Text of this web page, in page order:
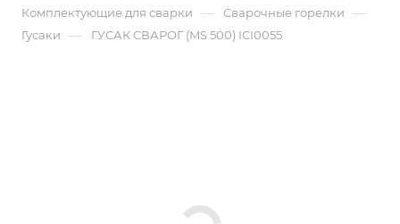
Комплектующие для сварки — Сварочные горелки —
Гусаки — ГУСАК СВАРОГ (MS 500) ICI0055